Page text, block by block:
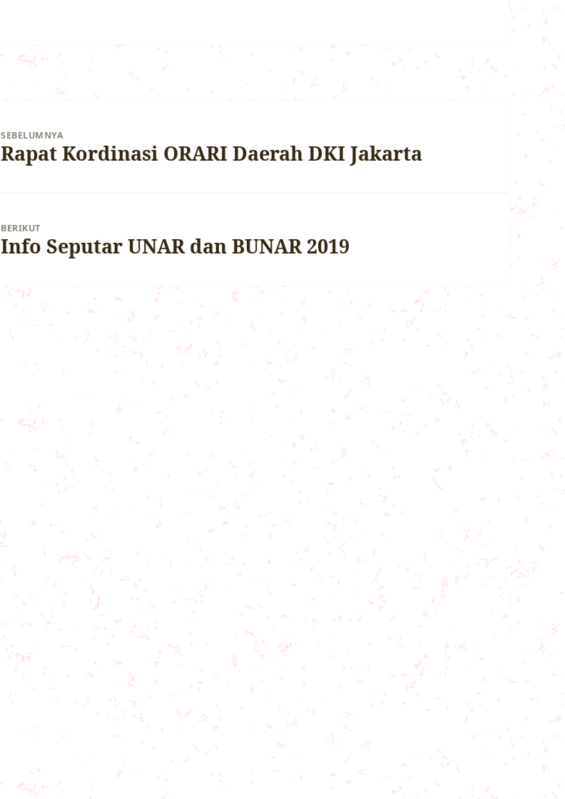
SEBELUMNYA
Pos
sebelumnya:
Rapat Kordinasi ORARI Daerah DKI Jakarta
BERIKUT
Pos
Info Seputar UNAR dan BUNAR 2019